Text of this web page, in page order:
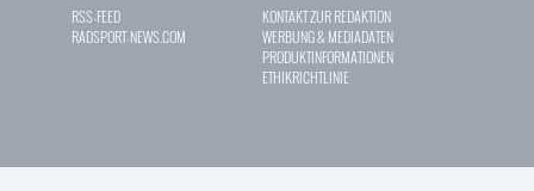
RSS-FEED
RADSPORT-NEWS.COM
KONTAKT ZUR REDAKTION
WERBUNG & MEDIADATEN
PRODUKTINFORMATIONEN
ETHIKRICHTLINIE